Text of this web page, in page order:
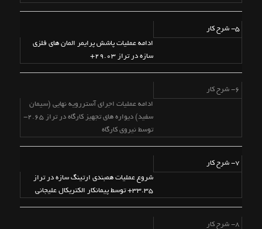
5- شرح کار
ادامه عملیات پاشش پرایمر المان های فلزی
سازه در تراز 29.03+
6- شرح کار
ادامه عملیات اجرای آستررویه نهایی (سیمان
سفید) دیواره های تجهیز کارگاه در تراز 2.65-
توسط نیروی کارگاه
7- شرح کار
شروع عملیات همبندی ارتینگ سازه در تراز
33.35+ توسط پیمانکار الکتریکال علیجانی
8- شرح کار